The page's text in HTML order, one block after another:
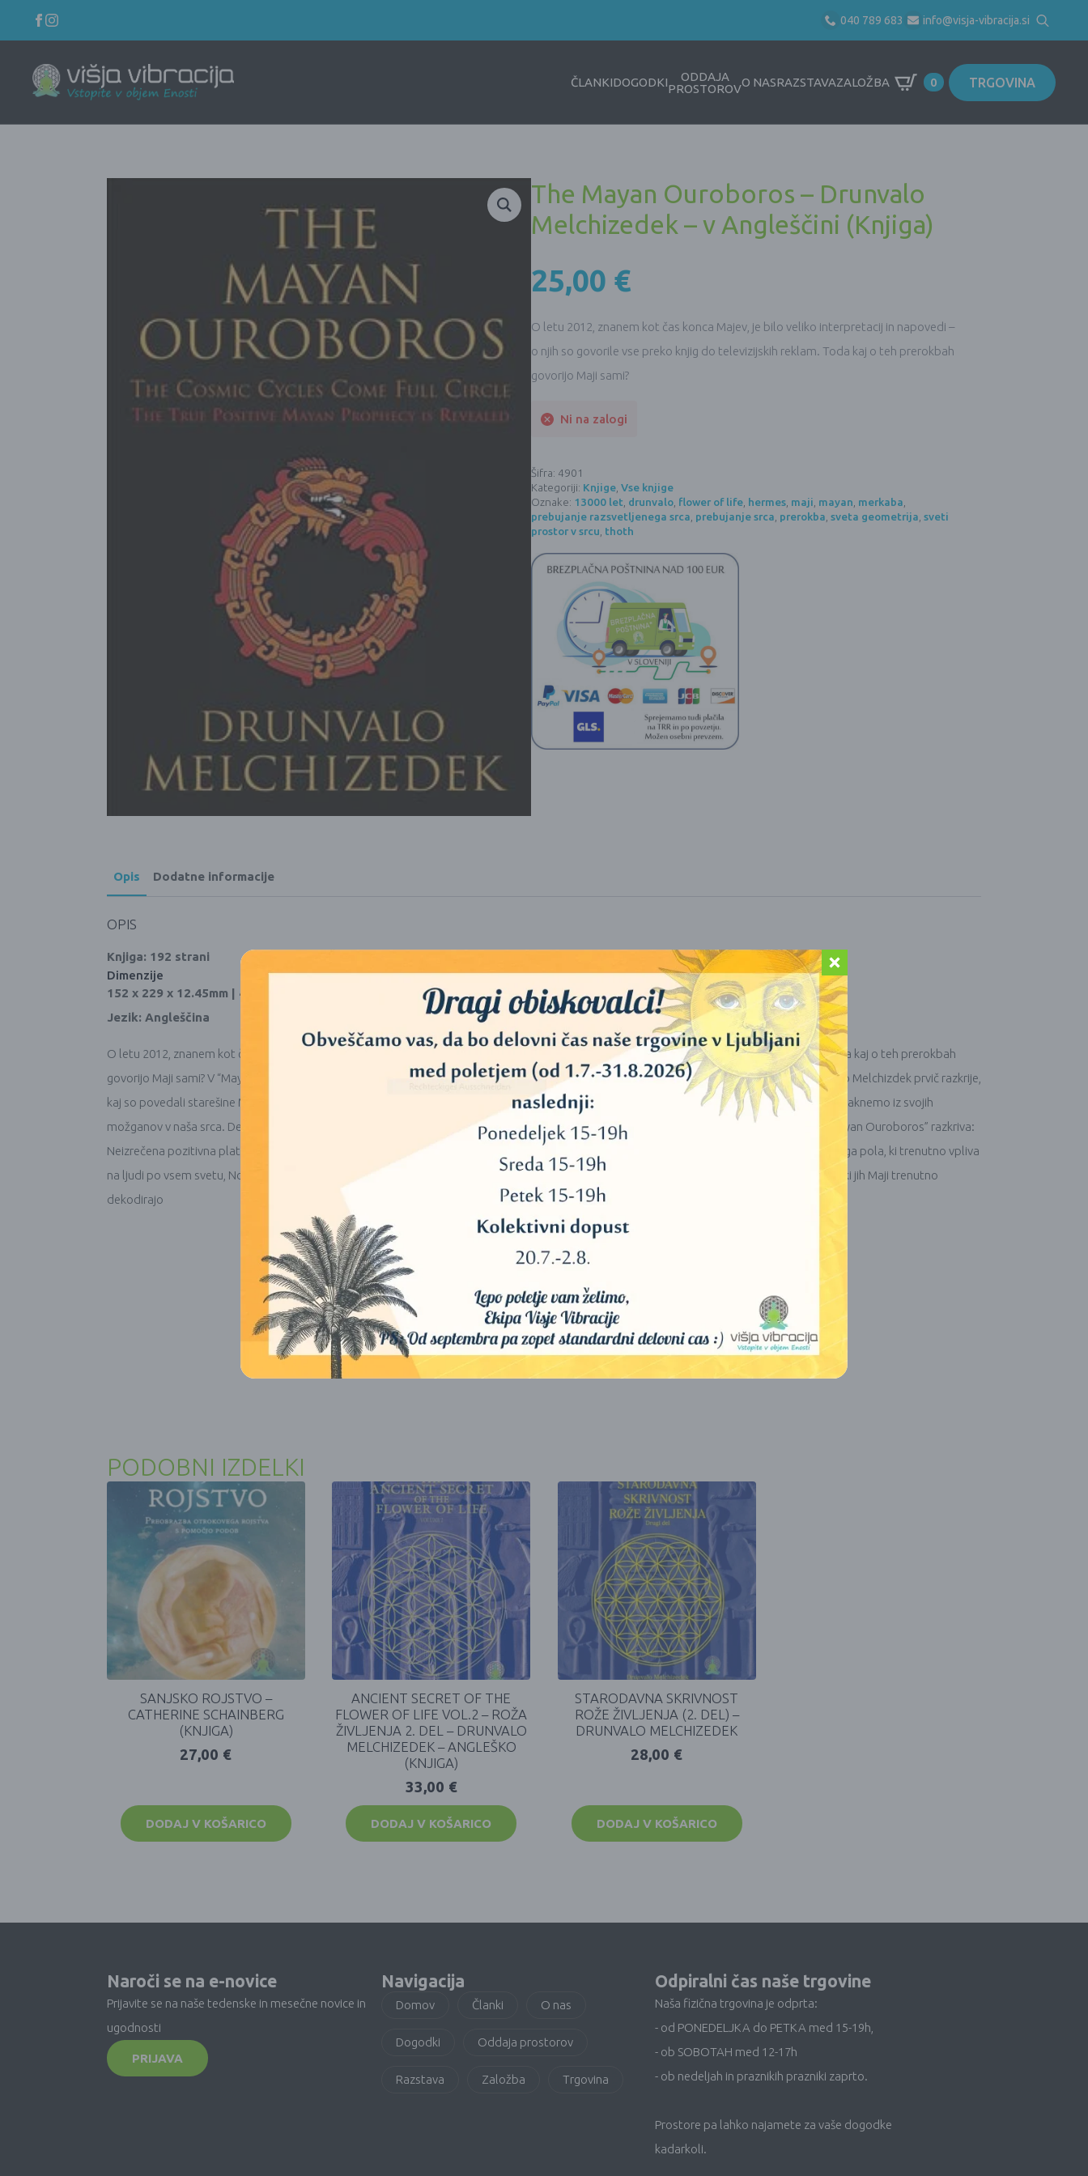
040 789 683 info@visja-vibracija.si
Search
for:
ČLANKIDOGODKI
ODDAJA
PROSTOROVO NASRAZSTAVAZALOŽBA 0 TRGOVINA
The Mayan Ouroboros – Drunvalo
Melchizedek – v Angleščini (Knjiga)
25,00 €
O letu 2012, znanem kot čas konca Majev, je bilo veliko interpretacij in napovedi –
o njih so govorile vse preko knjig do televizijskih reklam. Toda kaj o teh prerokbah
govorijo Maji sami?
Ni na zalogi
Šifra: 4901
Kategoriji: Knjige, Vse knjige
Oznake: 13000 let, drunvalo, flower of life, hermes, maji, mayan, merkaba,
prebujanje razsvetljenega srca, prebujanje srca, prerokba, sveta geometrija, sveti
prostor v srcu, thoth
Opis Dodatne informacije
OPIS
Knjiga: 192 strani
Dimenzije
152 x 229 x 12.45mm | 400g
Jezik: Angleščina
O letu 2012, znanem kot čas konca Majev, je bilo veliko interpretacij in napovedi – o njih so govorile vse preko knjig do televizijskih reklam. Toda kaj o teh prerokbah
govorijo Maji sami? V “Mayan Ouroboros”, težko pričakovanem nadaljevanju njegove uspešnice “Kača svetlobe”, duhovni raziskovalec Drunvalo Melchizdek prvič razkrije,
kaj so povedali starešine Majev mu o tem obdobju. V tej knjigi razloži, kako se pripraviti na ta prehod na nov 13.000-letni cikel, tako da se premaknemo iz svojih
možganov v naša srca. Deli Majev vpogled v pomen naše srčne povezave za naše preživetje in sposobnost uspeha v teh časih. Poleg tega “Mayan Ouroboros” razkriva:
Neizrečena pozitivna plat majevskih prerokb The Mayan End Time – sedemletno obdobje prehoda, ki se je začelo leta 2007 Premik magnetnega pola, ki trenutno vpliva
na ljudi po vsem svetu, Novi načini, kako bodo ljudje začeli zaznavati in komunicirati v svetu .Odkritje tisočih starodavnih majevskih kodeksov, ki jih Maji trenutno
dekodirajo
PODOBNI IZDELKI
SANJSKO ROJSTVO –
CATHERINE SCHAINBERG
(KNJIGA)
27,00 €
DODAJ V KOŠARICO
ANCIENT SECRET OF THE
FLOWER OF LIFE VOL.2 – ROŽA
ŽIVLJENJA 2. DEL – DRUNVALO
MELCHIZEDEK – ANGLEŠKO
(KNJIGA)
33,00 €
DODAJ V KOŠARICO
STARODAVNA SKRIVNOST
ROŽE ŽIVLJENJA (2. DEL) –
DRUNVALO MELCHIZEDEK
28,00 €
DODAJ V KOŠARICO
Naroči se na e-novice
Prijavite se na naše tedenske in mesečne novice in
ugodnosti
PRIJAVA
Navigacija
Domov Članki O nas
Dogodki Oddaja prostorov
Razstava Založba Trgovina
Odpiralni čas naše trgovine
Naša fizična trgovina je odprta:
- od PONEDELJKA do PETKA med 15-19h,
- ob SOBOTAH med 12-17h
- ob nedeljah in praznikih prazniki zaprto.
Prostore pa lahko najamete za vaše dogodke
kadarkoli.